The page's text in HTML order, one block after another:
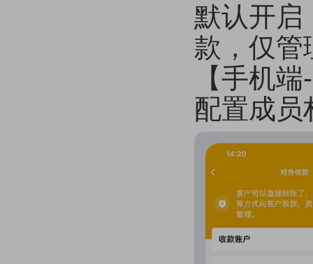
默认开启
款，仅管
【手机
配置成员